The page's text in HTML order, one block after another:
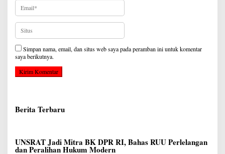
Simpan nama, email, dan situs web saya pada peramban ini untuk komentar
saya berikutnya.
Berita Terbaru
UNSRAT Jadi Mitra BK DPR RI, Bahas RUU Perlelangan
dan Peralihan Hukum Modern